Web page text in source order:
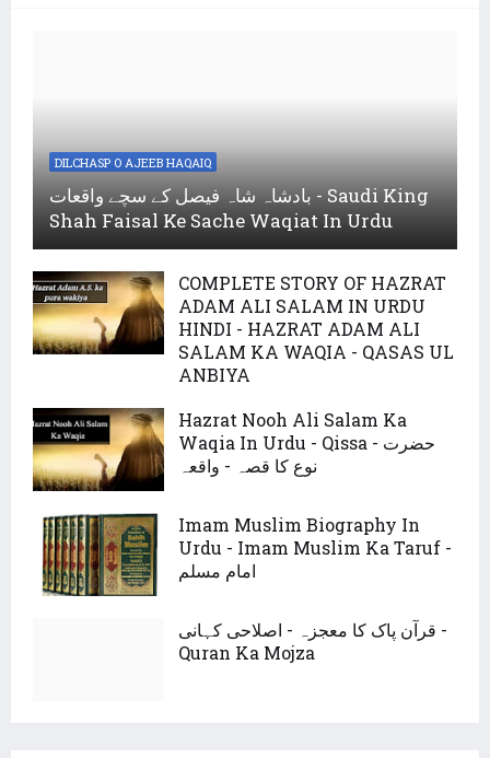
DILCHASP O AJEEB HAQAIQ
بادشاہ شاہ فیصل کے سچے واقعات - Saudi King
Shah Faisal Ke Sache Waqiat In Urdu
COMPLETE STORY OF HAZRAT
ADAM ALI SALAM IN URDU
HINDI - HAZRAT ADAM ALI
SALAM KA WAQIA - QASAS UL
ANBIYA
Hazrat Nooh Ali Salam Ka
Waqia In Urdu - Qissa - حضرت
نوع کا قصہ - واقعہ
Imam Muslim Biography In
Urdu - Imam Muslim Ka Taruf -
امام مسلم
قرآن پاک کا معجزہ - اصلاحی کہانی -
Quran Ka Mojza